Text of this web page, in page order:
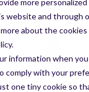
more
website and through
about the cookies
information when
comply with your
one tiny cookie so